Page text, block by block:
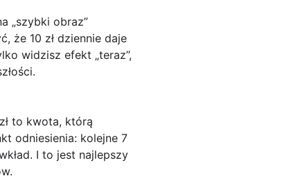
„szybki obraz”
że 10 zł dziennie daje
widzisz efekt „teraz”,
to kwota, którą
odniesienia: kolejne 7
I to jest najlepszy